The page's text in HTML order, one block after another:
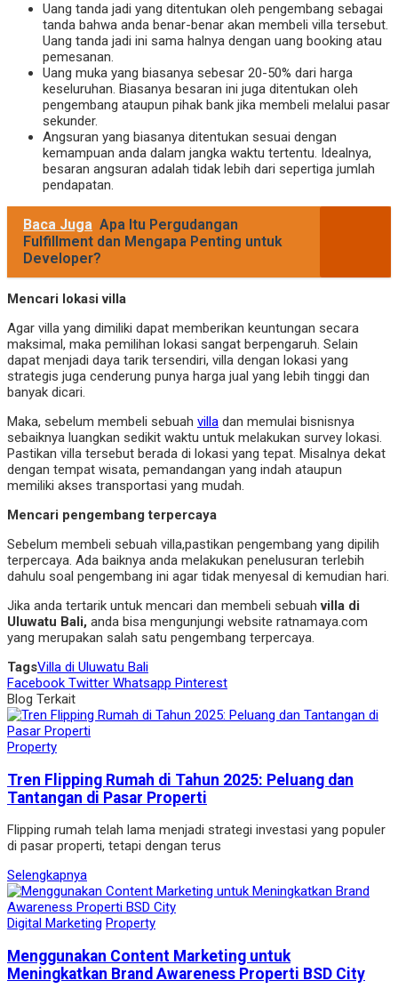
Uang tanda jadi yang ditentukan oleh pengembang sebagai
tanda bahwa anda benar-benar akan membeli villa tersebut.
Uang tanda jadi ini sama halnya dengan uang booking atau
pemesanan.
Uang muka yang biasanya sebesar 20-50% dari harga
keseluruhan. Biasanya besaran ini juga ditentukan oleh
pengembang ataupun pihak bank jika membeli melalui pasar
sekunder.
Angsuran yang biasanya ditentukan sesuai dengan
kemampuan anda dalam jangka waktu tertentu. Idealnya,
besaran angsuran adalah tidak lebih dari sepertiga jumlah
pendapatan.
Baca Juga Apa Itu Pergudangan
Fulfillment dan Mengapa Penting untuk
Developer?
Mencari lokasi villa
Agar villa yang dimiliki dapat memberikan keuntungan secara
maksimal, maka pemilihan lokasi sangat berpengaruh. Selain
dapat menjadi daya tarik tersendiri, villa dengan lokasi yang
strategis juga cenderung punya harga jual yang lebih tinggi dan
banyak dicari.
Maka, sebelum membeli sebuah villa dan memulai bisnisnya
sebaiknya luangkan sedikit waktu untuk melakukan survey lokasi.
Pastikan villa tersebut berada di lokasi yang tepat. Misalnya dekat
dengan tempat wisata, pemandangan yang indah ataupun
memiliki akses transportasi yang mudah.
Mencari pengembang terpercaya
Sebelum membeli sebuah villa,pastikan pengembang yang dipilih
terpercaya. Ada baiknya anda melakukan penelusuran terlebih
dahulu soal pengembang ini agar tidak menyesal di kemudian hari.
Jika anda tertarik untuk mencari dan membeli sebuahvilla di
Uluwatu Bali, anda bisa mengunjungi website ratnamaya.com
yang merupakan salah satu pengembang terpercaya.
TagsVilla di Uluwatu Bali
Facebook Twitter Whatsapp Pinterest
Blog Terkait
Property
Tren Flipping Rumah di Tahun 2025: Peluang dan
Tantangan di Pasar Properti
Flipping rumah telah lama menjadi strategi investasi yang populer
di pasar properti, tetapi dengan terus
Selengkapnya
Digital Marketing Property
Menggunakan Content Marketing untuk
Meningkatkan Brand Awareness Properti BSD City